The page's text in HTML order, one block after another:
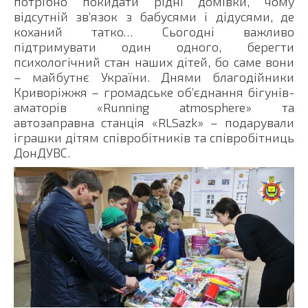
відсутній зв’язок з бабусями і дідусями, де
коханий татко… Сьогодні важливо
підтримувати один одного, берегти
психологічний стан наших дітей, бо саме вони
– майбутнє України. Днями благодійники
Криворіжжя – громадське об’єднання бігунів-
аматорів «Running atmosphere» та
автозаправна станція «RLSazk» – подарували
іграшки дітям співробітників та співробітниць
ДонДУВС.